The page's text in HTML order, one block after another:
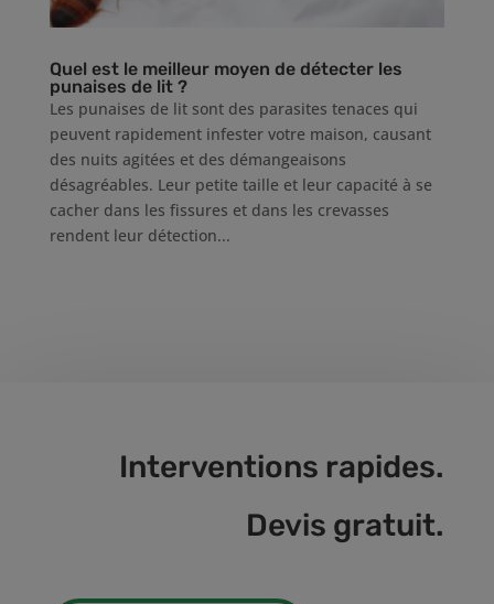
Quel est le meilleur moyen de détecter les
punaises de lit ?
Les punaises de lit sont des parasites tenaces qui
peuvent rapidement infester votre maison, causant
des nuits agitées et des démangeaisons
désagréables. Leur petite taille et leur capacité à se
cacher dans les fissures et dans les crevasses
rendent leur détection...
Interventions rapides.
Devis gratuit.